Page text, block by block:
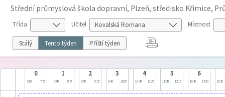
Střední průmyslová škola dopravní, Plzeň, středisko Křimice,
Třída Učitel Místnost
Stálý Tento týden Příští týden
0
7:10 7:55
1
8:00 8:45
2
8:50 9:35
3
9:40 10:25
4
10:40 11:25
5
11:30 12:15
6
12:45 13:30 13:35